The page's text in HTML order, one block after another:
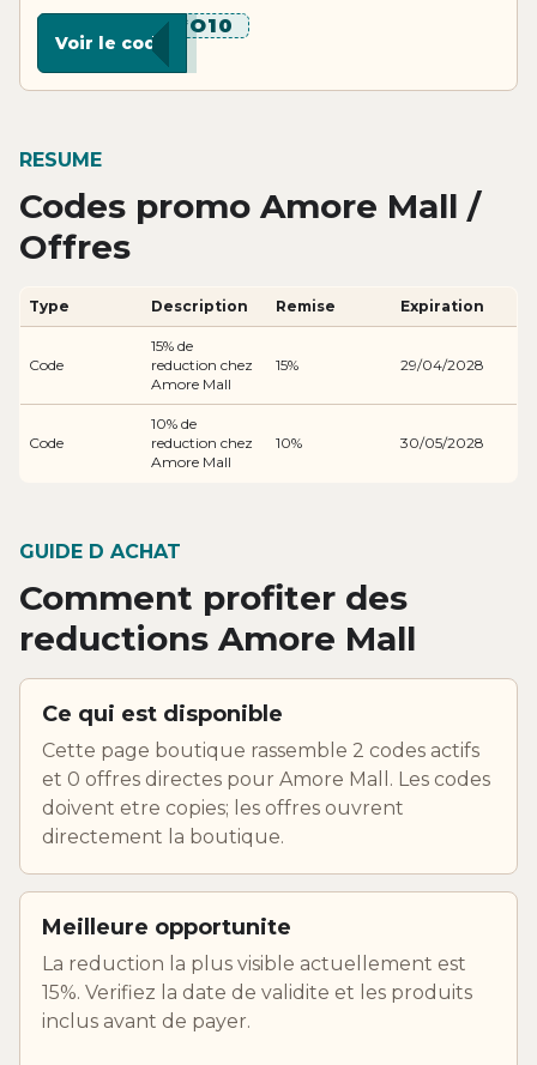
******O10
Voir le code
RESUME
Codes promo Amore Mall /
Offres
Type Description Remise Expiration
Code
15% de
reduction chez
Amore Mall
15% 29/04/2028
Code
10% de
reduction chez
Amore Mall
10% 30/05/2028
GUIDE D ACHAT
Comment profiter des
reductions Amore Mall
Ce qui est disponible
Cette page boutique rassemble 2 codes actifs
et 0 offres directes pour Amore Mall. Les codes
doivent etre copies; les offres ouvrent
directement la boutique.
Meilleure opportunite
La reduction la plus visible actuellement est
15%. Verifiez la date de validite et les produits
inclus avant de payer.